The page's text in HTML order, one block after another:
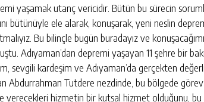
yaşamak utanç vericidir. Bütün bu sürecin
bütünüyle ele alarak, konuşarak, yeni neslin
Bu bilinçle bugün buradayız ve
Adıyaman’dan depremi yaşayan 11 şehre bir
sevgili kardeşim ve Adıyaman’da gerçekten
Abdurrahman Tutdere nezdinde, bu bölgede
verecekleri hizmetin bir kutsal hizmet olduğunu,